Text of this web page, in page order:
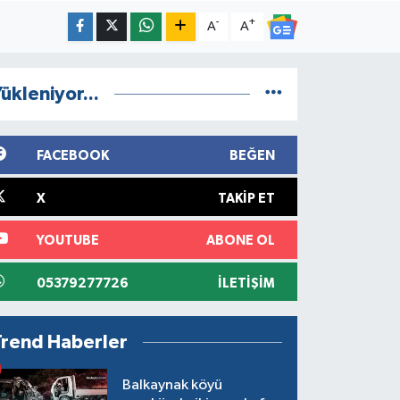
A- A+
FACEBOOK BEĞEN
X TAKIP ET
YOUTUBE ABONE OL
05379277726 İLETIŞIM
Haberler
Balkaynak köyü